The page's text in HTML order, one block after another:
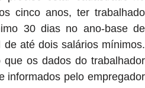
cinco anos, ter trabalhado
30 dias no ano-base de
até dois salários mínimos.
os dados do trabalhador
informados pelo empregador